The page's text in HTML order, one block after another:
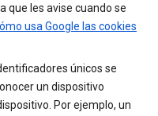
que les avise cuando se
usa Google las cookies
únicos se
un dispositivo
Por ejemplo, un